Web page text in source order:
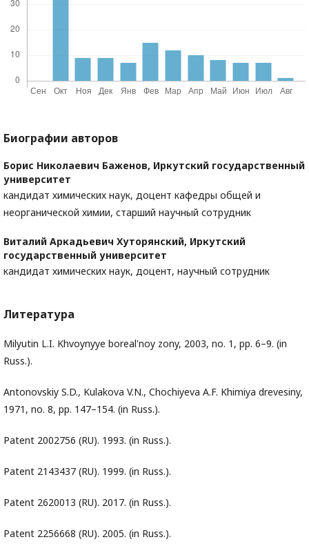
Биографии авторов
Борис Николаевич Баженов, Иркутский государственный
университет
кандидат химических наук, доцент кафедры общей и
неорганической химии, старший научный сотрудник
Виталий Аркадьевич Хуторянский, Иркутский
государственный университет
кандидат химических наук, доцент, научный сотрудник
Литература
Milyutin L.I. Khvoynyye boreal'noy zony, 2003, no. 1, pp. 6–9. (in
Russ.).
Antonovskiy S.D., Kulakova V.N., Chochiyeva A.F. Khimiya drevesiny,
1971, no. 8, pp. 147–154. (in Russ.).
Patent 2002756 (RU). 1993. (in Russ.).
Patent 2143437 (RU). 1999. (in Russ.).
Patent 2620013 (RU). 2017. (in Russ.).
Patent 2256668 (RU). 2005. (in Russ.).